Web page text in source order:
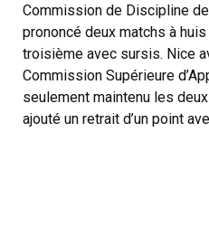
Commission de Discipline
prononcé deux matchs à
troisième avec sursis. Nice
Commission Supérieure
seulement maintenu les
ajouté un retrait d’un point